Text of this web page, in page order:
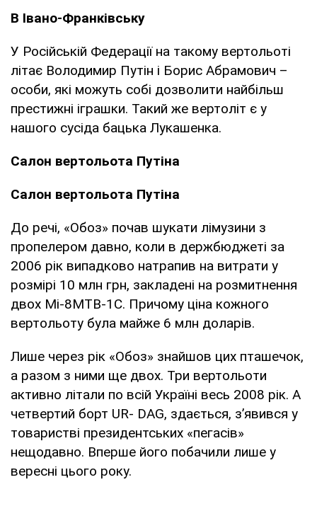
В Івано-Франківську
У Російській Федерації на такому вертольоті
літає Володимир Путін і Борис Абрамович –
особи, які можуть собі дозволити найбільш
престижні іграшки. Такий же вертоліт є у
нашого сусіда бацька Лукашенка.
Салон вертольота Путіна
Салон вертольота Путіна
До речі, «Обоз» почав шукати лімузини з
пропелером давно, коли в держбюджеті за
2006 рік випадково натрапив на витрати у
розмірі 10 млн грн, закладені на розмитнення
двох Мі-8МТВ-1С. Причому ціна кожного
вертольоту була майже 6 млн доларів.
Лише через рік «Обоз» знайшов цих пташечок,
а разом з ними ще двох. Три вертольоти
активно літали по всій Україні весь 2008 рік. А
четвертий борт UR- DAG, здається, з’явився у
товаристві президентських «пегасів»
нещодавно. Вперше його побачили лише у
вересні цього року.